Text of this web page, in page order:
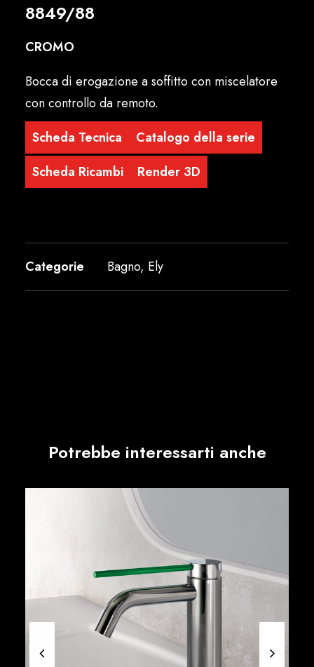
8849/88
CROMO
Bocca di erogazione a soffitto con miscelatore
con controllo da remoto.
Scheda Tecnica
Catalogo della serie
Scheda Ricambi
Render 3D
Categorie Bagno, Ely
Potrebbe interessarti anche